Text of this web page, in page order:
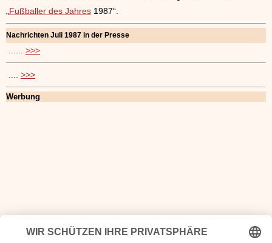
„Fußballer des Jahres 1987“.
Nachrichten Juli 1987 in der Presse
...... >>>
.... >>>
Werbung